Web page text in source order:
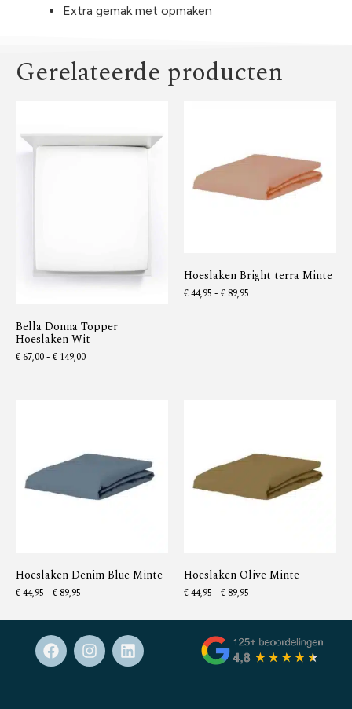
Extra gemak met opmaken
Gerelateerde producten
Bella Donna Topper
Hoeslaken Wit
€ 67,00- €149,00
Hoeslaken Bright terra Minte
€44,95 - € 89,95
Hoeslaken Denim Blue Minte
€44,95 - € 89,95
Hoeslaken Olive Minte
€44,95 - € 89,95